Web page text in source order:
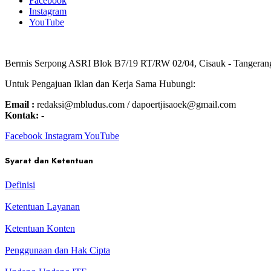
Instagram
YouTube
Bermis Serpong ASRI Blok B7/19 RT/RW 02/04, Cisauk -
Untuk Pengajuan Iklan dan Kerja Sama Hubungi:
Email : redaksi@mbludus.com / dapoertjisaoek@gmail.com
Kontak: -
Facebook InstagramYouTube
Syarat dan Ketentuan
Definisi
Ketentuan Layanan
Ketentuan Konten
Penggunaan dan Hak Cipta